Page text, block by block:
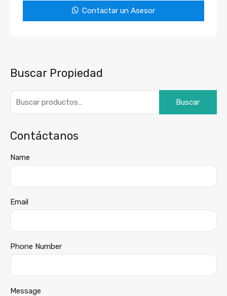
Contactar un Asesor
Buscar Propiedad
Buscar
Contáctanos
Name
Email
Phone Number
Message